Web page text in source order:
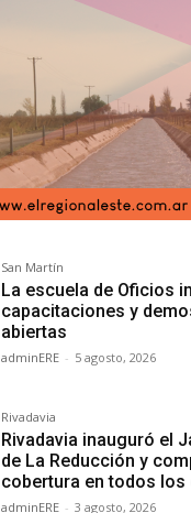
San Martín
La escuela de Oficios
capacitaciones y
abiertas
adminERE - 5 agosto, 2026
Rivadavia
Rivadavia inauguró el
de La Reducción y
cobertura en todos
adminERE - 3 agosto, 2026